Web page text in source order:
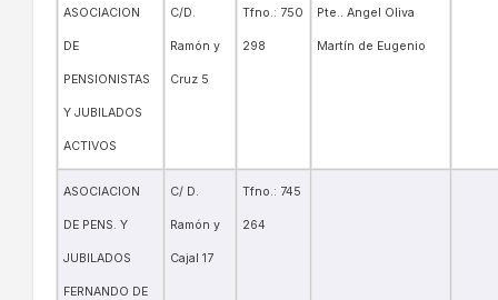
ASOCIACION
DE
PENSIONISTAS
Y JUBILADOS
ACTIVOS
C/D.
Ramón y
Cruz 5
Tfno.: 750
298
Pte.. Angel Oliva
Martín de Eugenio
ASOCIACION
DE PENS. Y
JUBILADOS
FERNANDO DE
C/ D.
Ramón y
Cajal 17
Tfno.: 745
264